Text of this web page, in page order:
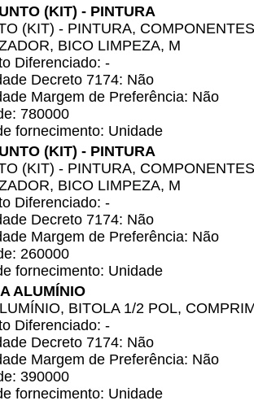
(KIT) - PINTURA
(KIT) - PINTURA,
BICO LIMPEZA, M
Diferenciado: -
Decreto 7174: Não
Margem de Preferência: Não
780000
fornecimento: Unidade
(KIT) - PINTURA
(KIT) - PINTURA,
BICO LIMPEZA, M
Diferenciado: -
Decreto 7174: Não
Margem de Preferência: Não
260000
fornecimento: Unidade
ALUMÍNIO
BITOLA 1/2 POL,
Diferenciado: -
Decreto 7174: Não
Margem de Preferência: Não
390000
fornecimento: Unidade